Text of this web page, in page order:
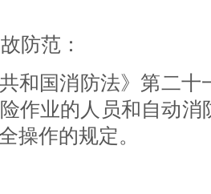
防范：
和国消防法》第二
作业的人员和自动
操作的规定。